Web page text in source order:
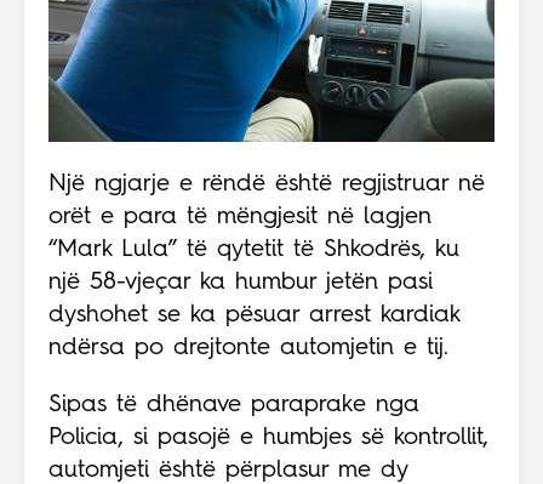
Një ngjarje e rëndë është regjistruar në
orët e para të mëngjesit në lagjen
“Mark Lula” të qytetit të Shkodrës, ku
një 58-vjeçar ka humbur jetën pasi
dyshohet se ka pësuar arrest kardiak
ndërsa po drejtonte automjetin e tij.
Sipas të dhënave paraprake nga
Policia, si pasojë e humbjes së kontrollit,
automjeti është përplasur me dy